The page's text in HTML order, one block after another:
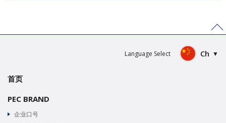
Language Select Ch
首页
PEC BRAND
企业口号